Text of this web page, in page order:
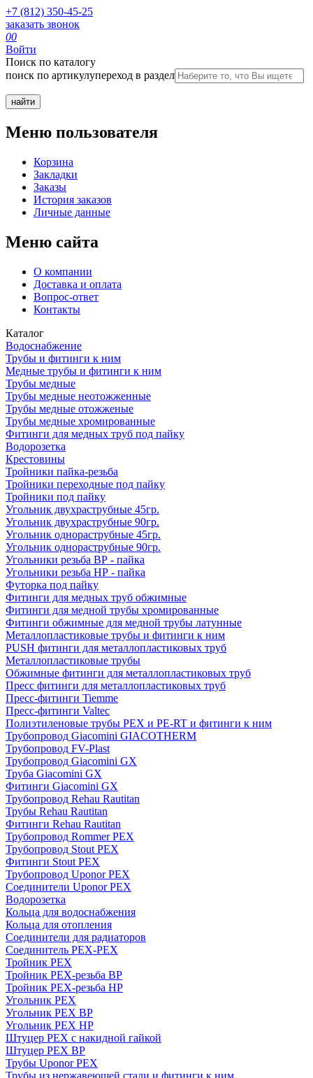
+7 (812) 350-45-25
заказать звонок
00
Войти
Поиск по каталогу
поиск по артикулупереход в раздел
Меню пользователя
Корзина
Закладки
Заказы
История заказов
Личные данные
Меню сайта
О компании
Доставка и оплата
Вопрос-ответ
Контакты
Каталог
Водоснабжение
Трубы и фитинги к ним
Медные трубы и фитинги к ним
Трубы медные
Трубы медные неотожженные
Трубы медные отожженые
Трубы медные хромированные
Фитинги для медных труб под пайку
Водорозетка
Крестовины
Тройники пайка-резьба
Тройники переходные под пайку
Тройники под пайку
Угольник двухраструбные 45гр.
Угольник двухраструбные 90гр.
Угольник однораструбные 45гр.
Угольник однораструбные 90гр.
Угольники резьба ВР - пайка
Угольники резьба НР - пайка
Футорка под пайку
Фитинги для медных труб обжимные
Фитинги для медной трубы хромированные
Фитинги обжимные для медной трубы латунные
Металлопластиковые трубы и фитинги к ним
PUSH фитинги для металлопластиковых труб
Металлопластиковые трубы
Обжимные фитинги для металлопластиковых труб
Пресс фитинги для металлопластиковых труб
Пресс-фитинги Tiemme
Пресс-фитинги Valtec
Полиэтиленовые трубы PEX и PE-RT и фитинги к ним
Трубопровод Giacomini GIACOTHERM
Трубопровод FV-Plast
Трубопровод Giacomini GX
Труба Giacomini GX
Фитинги Giacomini GX
Трубопровод Rehau Rautitan
Трубы Rehau Rautitan
Фитинги Rehau Rautitan
Трубопровод Rommer PEX
Трубопровод Stout PEX
Фитинги Stout PEX
Трубопровод Uponor PEX
Соединители Uponor PEX
Водорозетка
Кольца для водоснабжения
Кольца для отопления
Соединители для радиаторов
Соединитель PEX-PEX
Тройник PEX
Тройник PEX-резьба ВР
Тройник PEX-резьба НР
Угольник PEX
Угольник PEX ВР
Угольник PEX НР
Штуцер PEX c накидной гайкой
Штуцер PEX ВР
Трубы Uponor PEX
Трубы из нержавеющей стали и фитинги к ним